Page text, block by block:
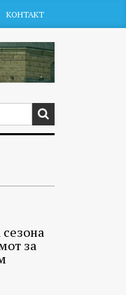
КОНТАКТ
сезона
за